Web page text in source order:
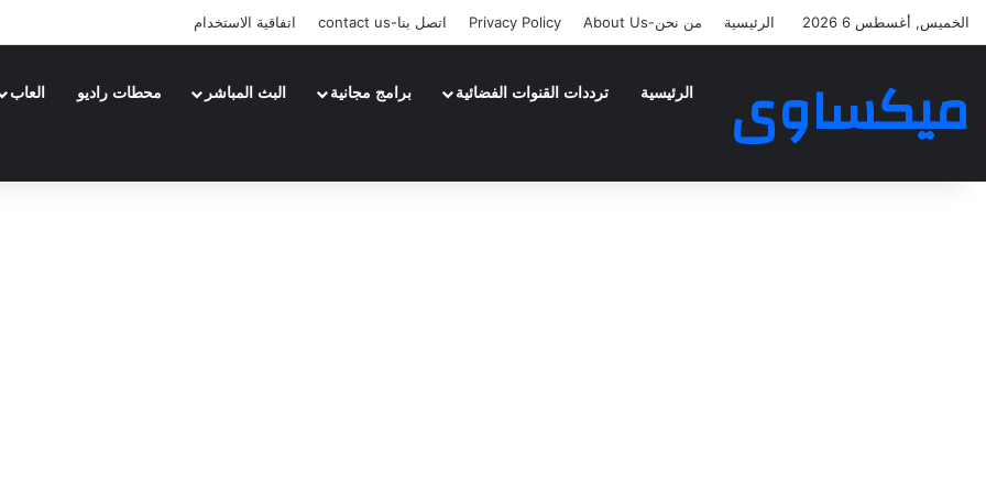
الخميس, أغسطس 6 2026 الرئيسية من نحن-About Us Privacy Policy اتصل بنا-contact us اتفاقية الاستخدام
ميكساوى الرئيسية ترددات القنوات الفضائية برامج مجانية البث المباشر محطات راديو العاب